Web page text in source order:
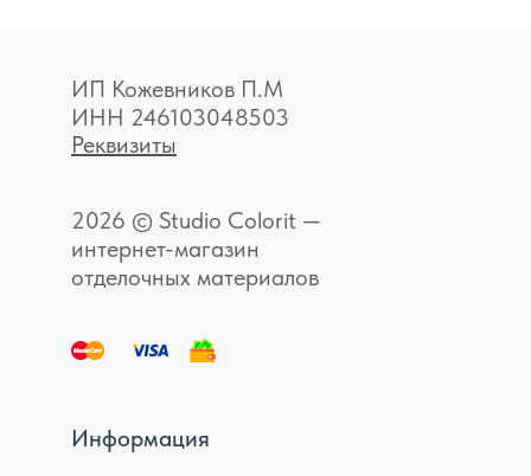
ИП Кожевников П.М
ИНН 246103048503
Реквизиты
2026 © Studio Colorit —
интернет-магазин
отделочных материалов
Информация